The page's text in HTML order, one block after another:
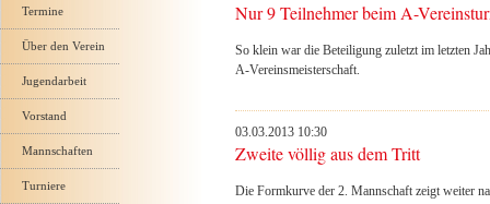
Nur 9 Teilnehmer beim A-
So klein war die Beteiligung zuletzt im letzten
A-Vereinsmeisterschaft.
03.03.2013 10:30
Zweite völlig aus dem Tritt
Die Formkurve der 2. Mannschaft zeigt weiter
Termine
Über den Verein
Jugendarbeit
Vorstand
Mannschaften
Turniere